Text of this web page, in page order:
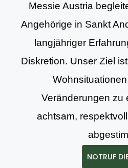
Messie Austria
Angehörige in Sankt
langjähriger
Diskretion. Unser Ziel
Veränderungen zu
achtsam, respektvoll
NOTRUF